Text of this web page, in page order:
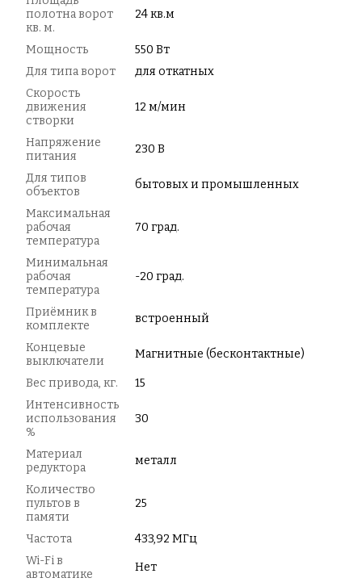
полотна ворот
кв. м.
24 кв.м
Мощность
550 Вт
Для типа ворот
для откатных
Скорость
движения
створки
12 м/мин
Напряжение
питания
230 В
Для типов
объектов
бытовых и промышленных
Максимальная
рабочая
температура
70 град.
Минимальная
рабочая
температура
-20 град.
Приёмник в
комплекте
встроенный
Концевые
выключатели
Магнитные (бесконтактные)
Вес привода, кг.
15
Интенсивность
использования
%
30
Материал
редуктора
металл
Количество
пультов в
памяти
25
Частота
433,92 МГц
Wi-Fi в
автоматике
Нет